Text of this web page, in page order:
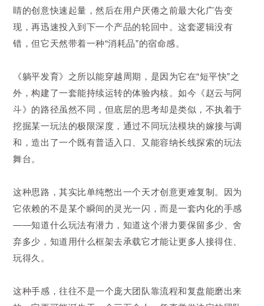
睛的创意快速起量，然后在用户厌倦之前最大化广告变
现，再迅速投入到下一个产品的轮回中。这套逻辑没有
错，但它天然带着一种“消耗品”的宿命感。
《躺平发育》之所以能穿越周期，是因为它在“短平快”之
外，构建了一套能持续运转的体验内核。如今《赵云与阿
斗》的路径虽然不同，但底层的思考却是类似，不执着于
挖掘某一玩法的极限深度，通过不同玩法模块的嫁接与调
和，造出了一个既有普适入口、又能容纳长线探索的玩法
舞台。
这种思路，其实比单纯憋出一个天才创意更难复制。因为
它依赖的不是某个瞬间的灵光一闪，而是一套内化的手感
——知道什么玩法有潜力，知道这个潜力要保留多少、舍
弃多少，知道用什么框架去承载它才能让更多人接得住、
玩得久。
这种手感，往往不是一个庞大团队靠流程和复盘能磨出来